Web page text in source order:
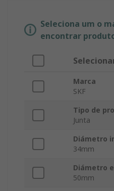
Seleciona um o
encontrar
Marca
SKF
Tipo de
Junta
Diámetro
34mm
Diámetro
50mm